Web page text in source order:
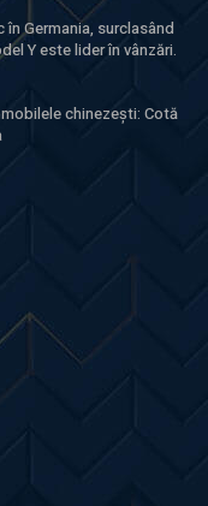
Germania, surclasând
Y este lider în vânzări.
chinezești: Cotă